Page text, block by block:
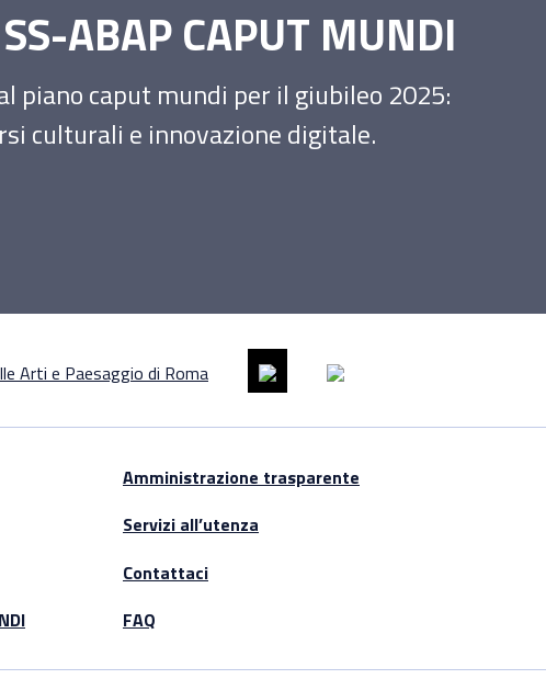
ABAP CAPUT MUNDI
piano caput mundi per il giubileo 2025:
culturali e innovazione digitale.
Amministrazione trasparente
Servizi all’utenza
Contattaci
FAQ